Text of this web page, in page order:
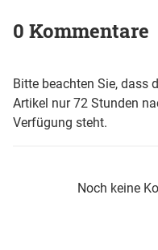
0 Kommentare
Bitte beachten Sie, dass
Artikel nur 72 Stunden
Verfügung steht.
Noch keine